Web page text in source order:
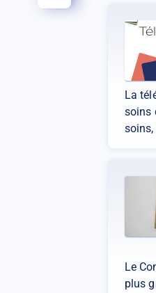
La
soins
Le
plus